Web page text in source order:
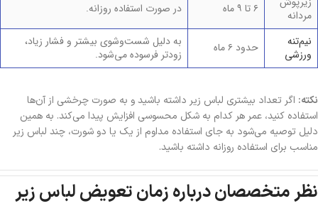
مردانه
۶ تا ۹ ماه در صورت استفاده روزانه.
نیم‌تنه
ورزشی
حدود ۶ ماه
به دلیل شست‌وشوی بیشتر و فشار زیاد،
زودتر فرسوده می‌شود.
نکته: اگر تعداد بیشتری لباس زیر داشته باشید و به صورت چرخشی از آن‌ها
استفاده کنید، عمر هر کدام به شکل محسوسی افزایش پیدا می‌کند. به همین
دلیل توصیه می‌شود به جای استفاده مداوم از یک یا دو شورت، چند لباس زیر
مناسب برای استفاده روزانه داشته باشید.
نظر متخصصان درباره زمان تعویض لباس زیر